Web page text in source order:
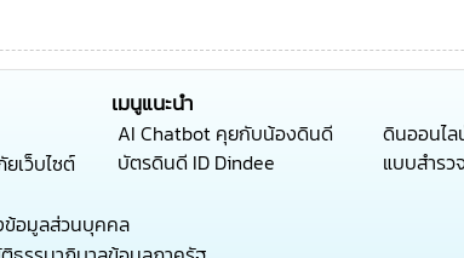
เว็บไซต์
ข้อมูลส่วนบุคคล
เมนูแนะนำ
AI Chatbot คุยกับน้องดินดี
ดินออนไล
บัตรดินดี ID Dindee
แบบสำร